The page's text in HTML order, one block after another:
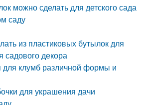
можно сделать для детского сада
саду
из пластиковых бутылок для
декора
клумб различной формы и
для украшения дачи